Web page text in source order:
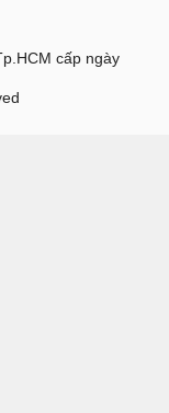
cấp ngày